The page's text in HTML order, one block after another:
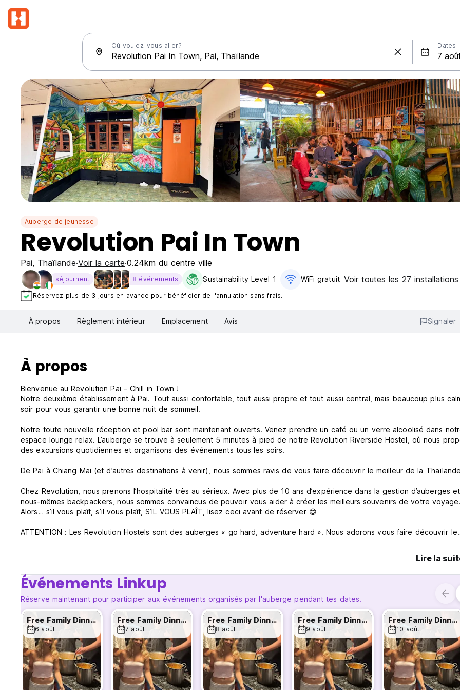
Où voulez-vous aller? Dates
Auberge de jeunesse
Revolution Pai In Town
Pai, Thaïlande Voir la carte 0.24km du centre ville
séjournent 8 événements Sustainability Level 1 WiFi gratuit Voir toutes les 27 installations
Réservez plus de 3 jours en avance pour bénéficier de l'annulation sans frais.
À propos Règlement intérieur Emplacement Avis Signaler
À propos
Bienvenue au Revolution Pai – Chill in Town !
Notre deuxième établissement à Pai. Tout aussi confortable, tout aussi propre et tout aussi central, mais beaucoup plus
soir pour vous garantir une bonne nuit de sommeil.
Notre toute nouvelle réception et pool bar sont maintenant ouverts. Venez prendre un café ou un verre alcoolisé dans
espace lounge relax. L’auberge se trouve à seulement 5 minutes à pied de notre Revolution Riverside Hostel, où nous
des excursions quotidiennes et organisons des événements tous les soirs.
De Pai à Chiang Mai (et d’autres destinations à venir), nous sommes ravis de vous faire découvrir le meilleur de la
Chez Revolution, nous prenons l’hospitalité très au sérieux. Avec plus de 10 ans d’expérience dans la gestion d’auberges
nous-mêmes backpackers, nous sommes convaincus de pouvoir vous aider à créer les meilleurs souvenirs de votre
Alors… s’il vous plaît, s’il vous plaît, S’IL VOUS PLAÎT, lisez ceci avant de réserver 😄
ATTENTION : Les Revolution Hostels sont des auberges « go hard, adventure hard ». Nous adorons vous faire découvrir le
Nous organisons des pub crawls, pool parties, sorties tubing, foam parties, canyon tours, et nous sommes le lieu officiel de
soirée pour le plus grand événement de tubing à Pai, Jungle Tubing, ainsi que pour la Secret Sunrise Urban Rave.
donc à oublier certaines des meilleures nuits de votre vie 😉
Notre établissement est situé à seulement quelques minutes du Revolution original et à 1 minute de la Walking Street, ce
fait un choix idéal pour les voyageurs à la recherche d’un hébergement central à Pai. Nous proposons des dortoirs de 8
qu’un pod de 8 lits dans un conteneur aménagé, tous avec salle de bain privative.
Envie de tubing à Pai ?
Nous vendons exclusivement Jungle Tubing, car l’expérience est plus longue, avec plus d’arrêts, et nous apprécions
les propriétaires locaux, Suki et May.
Lire la
Événements Linkup
Réserve maintenant pour participer aux événements organisés par l'auberge pendant tes dates.
Free Family Dinner
6 août
Free Family Dinner
7 août
Free Family Dinner
8 août
Free Family Dinner
9 août
Free Family Dinner
10 août